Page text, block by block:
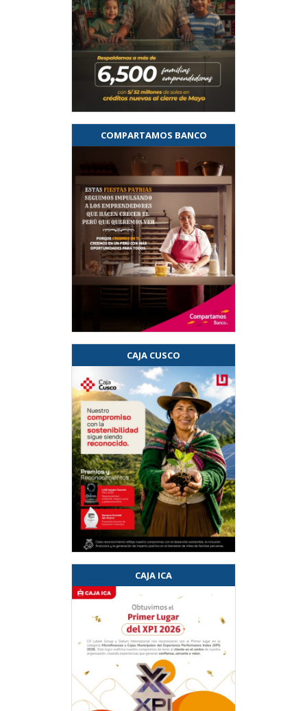
COMPARTAMOS BANCO
CAJA CUSCO
CAJA ICA